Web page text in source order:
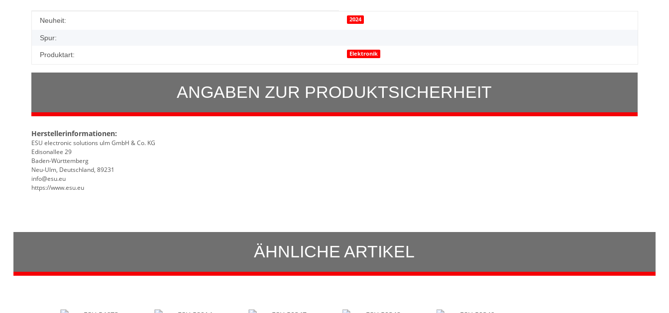
Produkteigenschaft
Wert
Neuheit: 2024
Spur:
Produktart: Elektronik
ANGABEN ZUR PRODUKTSICHERHEIT
Herstellerinformationen:
ESU electronic solutions ulm GmbH & Co. KG
Edisonallee 29
Baden-Württemberg
Neu-Ulm, Deutschland, 89231
info@esu.eu
https://www.esu.eu
ÄHNLICHE ARTIKEL